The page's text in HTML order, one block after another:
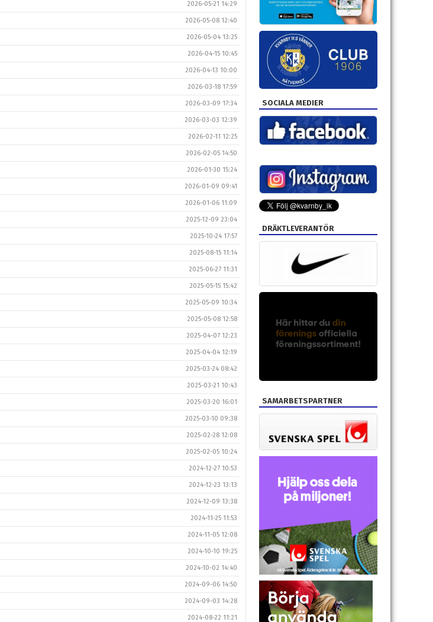
2026-05-21 14:29
2026-05-08 12:40
2026-05-04 13:25
2026-04-15 10:45
2026-04-13 10:00
2026-03-18 17:59
2026-03-09 17:34
2026-03-03 12:39
2026-02-11 12:25
2026-02-05 14:50
2026-01-30 15:24
2026-01-09 09:41
2026-01-06 11:09
2025-12-09 23:04
2025-10-24 17:57
2025-08-15 11:14
2025-06-27 11:31
2025-05-15 15:42
2025-05-09 10:34
2025-05-08 12:58
2025-04-07 12:23
2025-04-04 12:19
2025-03-24 08:42
2025-03-21 10:43
2025-03-20 16:01
2025-03-10 09:38
2025-02-28 12:08
2025-02-05 10:24
2024-12-27 10:53
2024-12-23 13:13
2024-12-09 13:38
2024-11-25 11:53
2024-11-05 12:08
2024-10-10 19:25
2024-10-02 14:40
2024-09-06 14:50
2024-09-03 14:28
2024-08-22 11:21
SOCIALA MEDIER
DRÄKTLEVERANTÖR
SAMARBETSPARTNER